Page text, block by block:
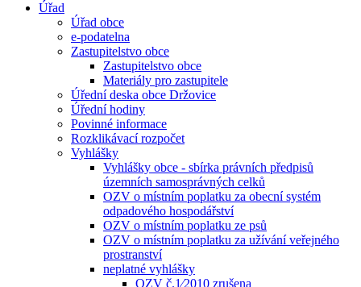
Úřad
Úřad obce
e-podatelna
Zastupitelstvo obce
Zastupitelstvo obce
Materiály pro zastupitele
Úřední deska obce Držovice
Úřední hodiny
Povinné informace
Rozklikávací rozpočet
Vyhlášky
Vyhlášky obce - sbírka právních předpisů
územních samosprávných celků
OZV o místním poplatku za obecní systém
odpadového hospodářství
OZV o místním poplatku ze psů
OZV o místním poplatku za užívání veřejného
prostranství
neplatné vyhlášky
OZV č.1⁄2010 zrušena